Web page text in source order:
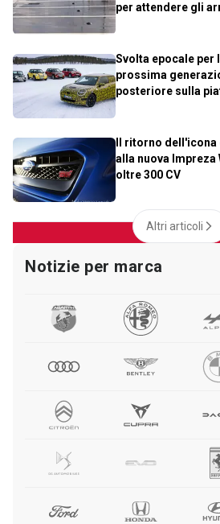
per attendere gli
Svolta epocale per
prossima
posteriore sulla
Il ritorno
alla nuova Impreza
oltre 300 CV
Altri articoli
Notizie per marca